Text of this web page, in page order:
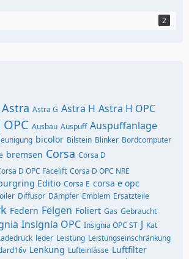
2
Astra Astra G Astra H Astra H OPC
OPC Ausbau Auspuff Auspuffanlage
bicolor Bilstein Blinker Bordcomputer
bremsen Corsa Corsa D
D OPC Facelift Corsa D OPC NRE
Editio Corsa E corsa e opc
Diffusor Dämpfer Emblem Ersatzteile
Federn Felgen Foliert Gas Gebraucht
Insignia OPC Insignia OPC ST J Kat
leder Leistung Leistungseinschränkung
Lenkung Lufteinlässe Luftfilter